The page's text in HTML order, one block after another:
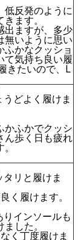
反発のように
ます。
出ますが、多少
無いように思い
ふかなクッショ
て気持ち良い履
きたいので、L
どよく履けま
ふかでクッシ
ん歩く日も疲れ
リと履けま
く履けます。
インソールも
した。
く丁度履けま